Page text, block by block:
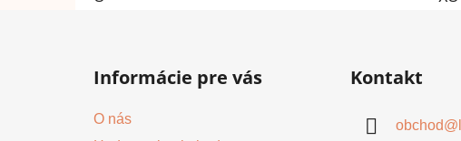
Informácie pre vás
O nás
Kontakt
obchod@